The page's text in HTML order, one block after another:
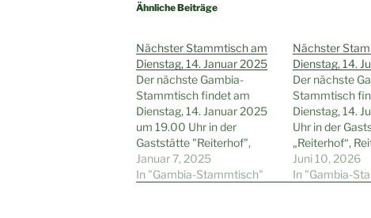
Ähnliche Beiträge
Nächster Stammtisch am
Dienstag, 14. Januar 2025
Der nächste Gambia-
Stammtisch findet am
Dienstag, 14. Januar 2025
um 19.00 Uhr in der
Gaststätte "Reiterhof",
Reiterweg 22,
Wattenscheid-Höntrop,
Januar 7, 2025
In "Gambia-Stammtisch"
Nächster
Dienstag, 14.
Der nächste
Stammtisch
Dienstag, 14.
Uhr in der
„Reiterhof“,
Wattenscheid-
statt. Gäste
Juni 10, 2026
In "Gambia-